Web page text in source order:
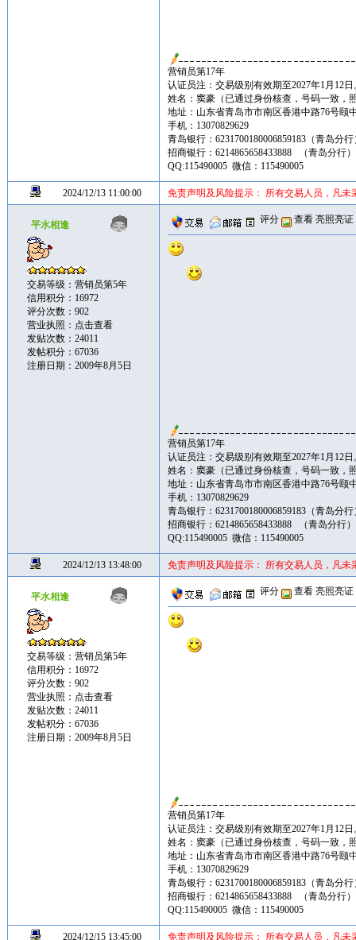
营销员第17年
认证员注：交易级别有效期至2027年1月12日
姓名：窦豪（已通过身份核查，号码一致，
地址：山东省青岛市市南区香港中路76号颐
手机：13070829629
青岛银行：6231700180006859183（青岛分
招商银行：6214865658433888 （青岛分行
QQ:115490005 微信：115490005
2024/12/13 11:00:00 免责声明及风险提示： 所有交易人员，凡
平水相逢
交易等级：营销员第5年
信用积分：16972
评分次数：902
营业执照： 点击查看
发贴次数：24011
发帖积分：67036
注册日期：2009年8月5日
评分 查看 亮照亮证
营销员第17年
认证员注：交易级别有效期至2027年1月12日
姓名：窦豪（已通过身份核查，号码一致，
地址：山东省青岛市市南区香港中路76号颐
手机：13070829629
青岛银行：6231700180006859183（青岛分
招商银行：6214865658433888 （青岛分行
QQ:115490005 微信：115490005
2024/12/13 13:48:00 免责声明及风险提示： 所有交易人员，凡
平水相逢
交易等级：营销员第5年
信用积分：16972
评分次数：902
营业执照： 点击查看
发贴次数：24011
发帖积分：67036
注册日期：2009年8月5日
评分 查看 亮照亮证
营销员第17年
认证员注：交易级别有效期至2027年1月12日
姓名：窦豪（已通过身份核查，号码一致，
地址：山东省青岛市市南区香港中路76号颐
手机：13070829629
青岛银行：6231700180006859183（青岛分
招商银行：6214865658433888 （青岛分行
QQ:115490005 微信：115490005
2024/12/15 13:45:00 免责声明及风险提示： 所有交易人员，凡